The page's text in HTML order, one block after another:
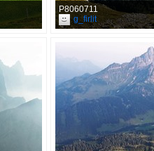
P8060711
g_firlit